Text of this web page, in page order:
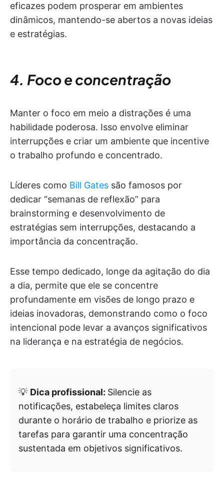
eficazes podem prosperar em ambientes
dinâmicos, mantendo-se abertos a novas ideias
e estratégias.
4. Foco e concentração
Manter o foco em meio a distrações é uma
habilidade poderosa. Isso envolve eliminar
interrupções e criar um ambiente que incentive
o trabalho profundo e concentrado.
Líderes como Bill Gates são famosos por
dedicar “semanas de reflexão” para
brainstorming e desenvolvimento de
estratégias sem interrupções, destacando a
importância da concentração.
Esse tempo dedicado, longe da agitação do dia
a dia, permite que ele se concentre
profundamente em visões de longo prazo e
ideias inovadoras, demonstrando como o foco
intencional pode levar a avanços significativos
na liderança e na estratégia de negócios.
💡 Dica profissional: Silencie as
notificações, estabeleça limites claros
durante o horário de trabalho e priorize as
tarefas para garantir uma concentração
sustentada em objetivos significativos.